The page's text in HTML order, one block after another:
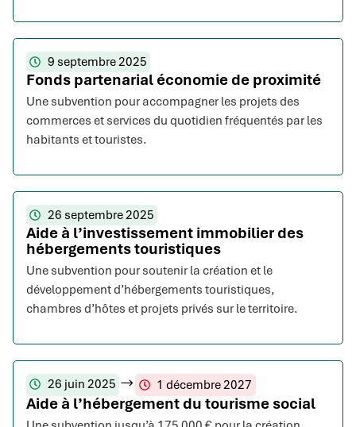
9 septembre 2025
Fonds partenarial économie de proximité
Une subvention pour accompagner les projets des
commerces et services du quotidien fréquentés par les
habitants et touristes.
26 septembre 2025
Aide à l’investissement immobilier des
hébergements touristiques
Une subvention pour soutenir la création et le
développement d’hébergements touristiques,
chambres d’hôtes et projets privés sur le territoire.
26 juin 2025 1 décembre 2027
Aide à l’hébergement du tourisme social